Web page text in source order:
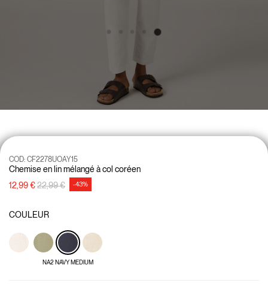
Chemise en lin mélangé à col coréen
COD: CF2278UOAY15
12,99 €Prix réduit de
22,99 €à -43%
COULEUR
NA2 NAVY MEDIUM